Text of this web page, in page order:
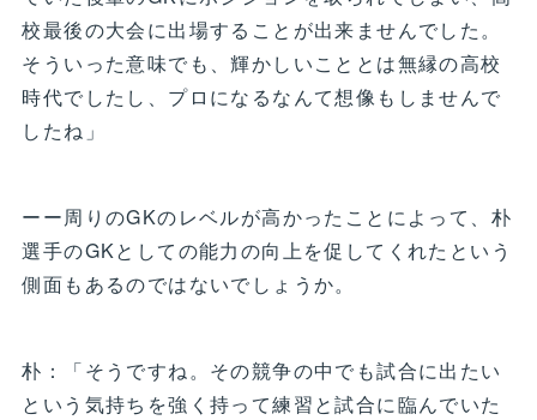
校最後の大会に出場することが出来ませんでした。
そういった意味でも、輝かしいこととは無縁の高校
時代でしたし、プロになるなんて想像もしませんで
したね」
ーー周りのGKのレベルが高かったことによって、朴
選手のGKとしての能力の向上を促してくれたという
側面もあるのではないでしょうか。
朴：「そうですね。その競争の中でも試合に出たい
という気持ちを強く持って練習と試合に臨んでいた